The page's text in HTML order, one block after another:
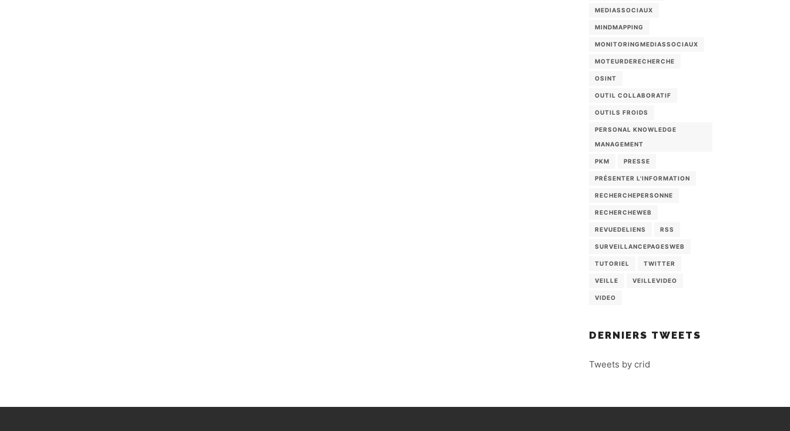
MEDIASSOCIAUX
MINDMAPPING
MONITORINGMEDIASSOCIAUX
MOTEURDERECHERCHE
OSINT
OUTIL COLLABORATIF
OUTILS FROIDS
PERSONAL KNOWLEDGE
MANAGEMENT
PKM PRESSE
PRÉSENTER L'INFORMATION
RECHERCHEPERSONNE
RECHERCHEWEB
REVUEDELIENS RSS
SURVEILLANCEPAGESWEB
TUTORIEL TWITTER
VEILLE VEILLEVIDEO
VIDEO
DERNIERS TWEETS
Tweets by crid